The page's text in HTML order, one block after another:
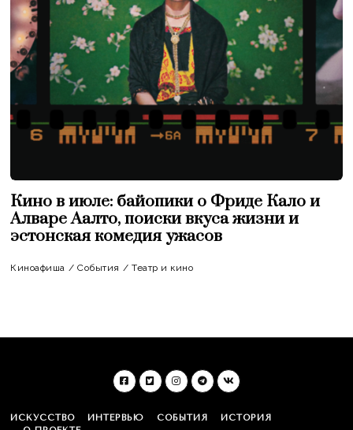
Кино в июле: байопики о Фриде Кало и
Алваре Аалто, поиски вкуса жизни и
эстонская комедия ужасов
Киноафиша / События / Театр и кино
ИСКУССТВО ИНТЕРВЬЮ СОБЫТИЯ
ИСТОРИЯ